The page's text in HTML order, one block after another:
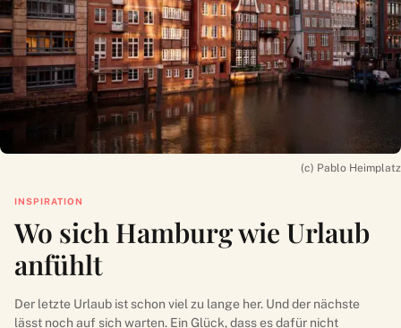
(c) Pablo Heimplatz
INSPIRATION
Wo sich Hamburg wie Urlaub
anfühlt
Der letzte Urlaub ist schon viel zu lange her. Und der nächste
lässt noch auf sich warten. Ein Glück, dass es dafür nicht